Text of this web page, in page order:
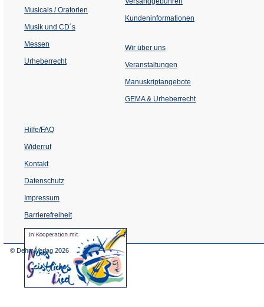
Musicals / Oratorien
Musik und CD´s
Messen
Urheberrecht
Kundeninformationen
Wir über uns
Veranstaltungen
einem
Tab)
Manuskriptangebote
GEMA & Urheberrecht
Hilfe/FAQ
Widerruf
Kontakt
Datenschutz
Impressum
Barrierefreiheit
(Öffnet
in
© Dehm Verlag 2026